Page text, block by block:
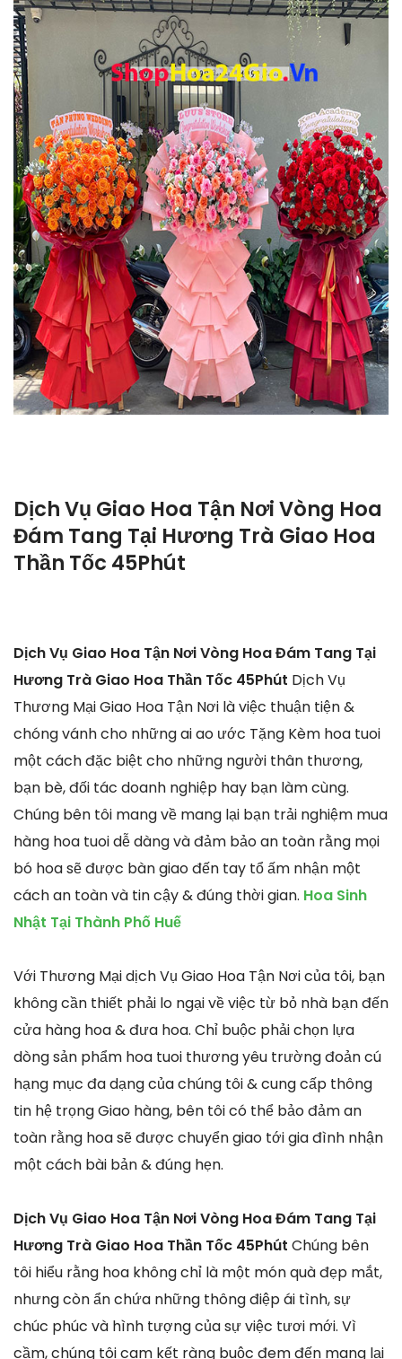
Dịch Vụ Giao Hoa Tận Nơi Vòng Hoa
Đám Tang Tại Hương Trà Giao Hoa
Thần Tốc 45Phút
Dịch Vụ Giao Hoa Tận Nơi Vòng Hoa Đám Tang Tại
Hương Trà Giao Hoa Thần Tốc 45Phút Dịch Vụ
Thương Mại Giao Hoa Tận Nơi là việc thuận tiện &
chóng vánh cho những ai ao ước Tặng Kèm hoa tuoi
một cách đặc biệt cho những người thân thương,
bạn bè, đối tác doanh nghiệp hay bạn làm cùng.
Chúng bên tôi mang về mang lại bạn trải nghiệm mua
hàng hoa tuoi dễ dàng và đảm bảo an toàn rằng mọi
bó hoa sẽ được bàn giao đến tay tổ ấm nhận một
cách an toàn và tin cậy & đúng thời gian. Hoa Sinh
Nhật Tại Thành Phố Huế
Với Thương Mại dịch Vụ Giao Hoa Tận Nơi của tôi, bạn
không cần thiết phải lo ngại về việc từ bỏ nhà bạn đến
cửa hàng hoa & đưa hoa. Chỉ buộc phải chọn lựa
dòng sản phẩm hoa tuoi thương yêu trường đoản cú
hạng mục đa dạng của chúng tôi & cung cấp thông
tin hệ trọng Giao hàng, bên tôi có thể bảo đảm an
toàn rằng hoa sẽ được chuyển giao tới gia đình nhận
một cách bài bản & đúng hẹn.
Dịch Vụ Giao Hoa Tận Nơi Vòng Hoa Đám Tang Tại
Hương Trà Giao Hoa Thần Tốc 45Phút Chúng bên
tôi hiểu rằng hoa không chỉ là một món quà đẹp mắt,
nhưng còn ẩn chứa những thông điệp ái tình, sự
chúc phúc và hình tượng của sự việc tươi mới. Vì
cầm, chúng tôi cam kết ràng buộc đem đến mang lại